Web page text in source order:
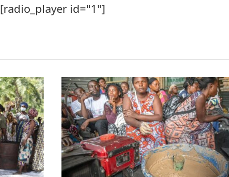
[radio_player id="1"]